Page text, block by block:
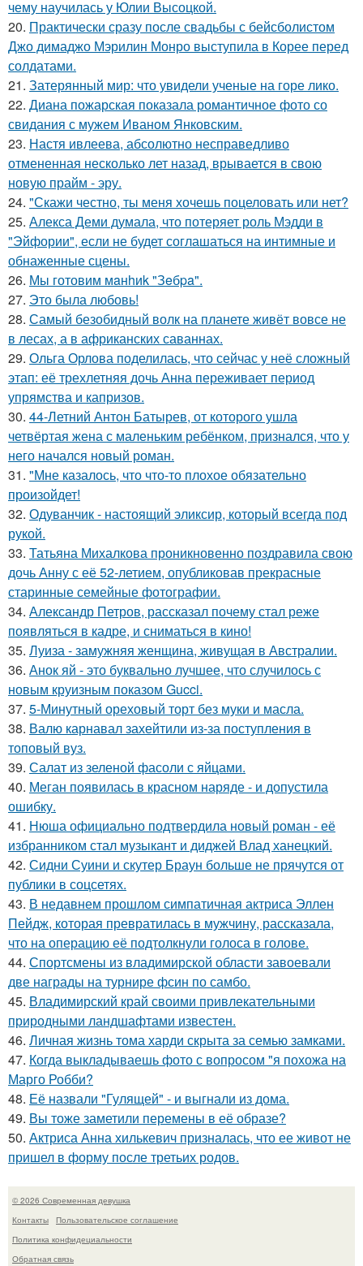
чему научилась у Юлии Высоцкой.
20. Практически сразу после свадьбы с бейсболистом
Джо димаджо Мэрилин Монро выступила в Корее перед
солдатами.
21. Затерянный мир: что увидели ученые на горе лико.
22. Диана пожарская показала романтичное фото со
свидания с мужем Иваном Янковским.
23. Настя ивлеева, абсолютно несправедливо
отмененная несколько лет назад, врывается в свою
новую прайм - эру.
24. "Скажи честно, ты меня хочешь поцеловать или нет?
25. Алекса Деми думала, что потеряет роль Мэдди в
"Эйфории", если не будет соглашаться на интимные и
обнаженные сцены.
26. Мы готовим мaнhиk "Зeбpa".
27. Это была любовь!
28. Самый безобидный волк на планете живёт вовсе не
в лесах, а в африканских саваннах.
29. Ольга Орлова поделилась, что сейчас у неё сложный
этап: её трехлетняя дочь Анна переживает период
упрямства и капризов.
30. 44-Летний Антон Батырев, от которого ушла
четвёртая жена с маленьким ребёнком, признался, что у
него начался новый роман.
31. "Мне казалось, что что-то плохое обязательно
произойдет!
32. Одуванчик - настоящий эликсир, который всегда под
рукой.
33. Татьяна Михалкова проникновенно поздравила свою
дочь Анну с её 52-летием, опубликовав прекрасные
старинные семейные фотографии.
34. Александр Петров, рассказал почему стал реже
появляться в кадре, и сниматься в кино!
35. Луиза - замужняя женщина, живущая в Австралии.
36. Анок яй - это буквально лучшее, что случилось с
новым круизным показом Gucci.
37. 5-Минутный ореховый торт без муки и масла.
38. Валю карнавал захейтили из-за поступления в
топовый вуз.
39. Салат из зеленой фасоли с яйцами.
40. Меган появилась в красном наряде - и допустила
ошибку.
41. Нюша официально подтвердила новый роман - её
избранником стал музыкант и диджей Влад ханецкий.
42. Сидни Суини и скутер Браун больше не прячутся от
публики в соцсетях.
43. В недавнем прошлом симпатичная актриса Эллен
Пейдж, которая превратилась в мужчину, рассказала,
что на операцию её подтолкнули голоса в голове.
44. Спортсмены из владимирской области завоевали
две награды на турнире фсин по самбо.
45. Владимирский край своими привлекательными
природными ландшафтами известен.
46. Личная жизнь тома харди скрыта за семью замками.
47. Когда выкладываешь фото с вопросом "я похожа на
Марго Робби?
48. Её назвали "Гулящей" - и выгнали из дома.
49. Вы тоже заметили перемены в её образе?
50. Актриса Анна хилькевич призналась, что ее живот не
пришел в форму после третьих родов.
© 2026 Современная девушка
Контакты
Пользовательское соглашение
Политика конфидециальности
Обратная связь